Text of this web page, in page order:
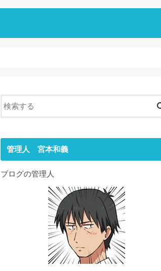
管理人 宮本和義
ブログの管理人